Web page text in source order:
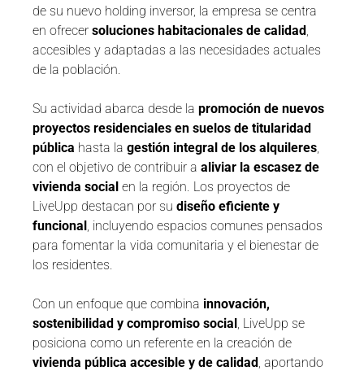
de su nuevo holding inversor, la empresa se centra
en ofrecer soluciones habitacionales de calidad
accesibles y adaptadas a las necesidades actuales
de la población.
Su actividad abarca desde la promoción de nuevos
proyectos residenciales en suelos de titularidad
pública hasta la gestión integral de los alquileres
con el objetivo de contribuir a aliviar la escasez de
vivienda social en la región. Los proyectos de
LiveUpp destacan por su diseño eficiente y
funcional , incluyendo espacios comunes pensados
para fomentar la vida comunitaria y el bienestar de
los residentes.
Con un enfoque que combina innovación,
sostenibilidad y compromiso social , LiveUpp se
posiciona como un referente en la creación de
vivienda pública accesible y de calidad , aportando